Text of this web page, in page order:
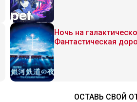
Ночь на
Фантастическая
ОСТАВЬ СВОЙ